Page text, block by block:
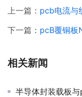
上一篇： pcb电流与
下一篇： pcB覆铜板
相关新闻
半导体封装载板